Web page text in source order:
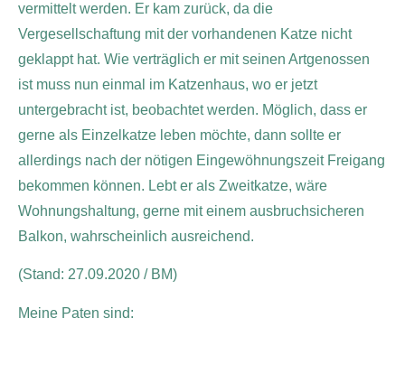
vermittelt werden. Er kam zurück, da die
Vergesellschaftung mit der vorhandenen Katze nicht
geklappt hat. Wie verträglich er mit seinen Artgenossen
ist muss nun einmal im Katzenhaus, wo er jetzt
untergebracht ist, beobachtet werden. Möglich, dass er
gerne als Einzelkatze leben möchte, dann sollte er
allerdings nach der nötigen Eingewöhnungszeit Freigang
bekommen können. Lebt er als Zweitkatze, wäre
Wohnungshaltung, gerne mit einem ausbruchsicheren
Balkon, wahrscheinlich ausreichend.
(Stand: 27.09.2020 / BM)
Meine Paten sind: